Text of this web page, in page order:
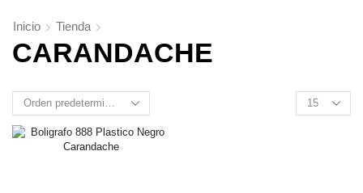
Inicio Tienda
CARANDACHE
Products
per